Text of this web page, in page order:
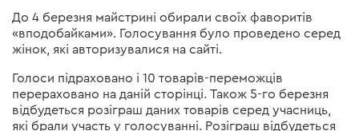
До 4 березня майстрині обирали своїх фаворитів
«вподобайками». Голосування було проведено серед
жінок, які авторизувалися на сайті.
Голоси підраховано і 10 товарів-переможців
перераховано на даній сторінці. Також 5-го березня
відбудеться розіграш даних товарів серед учасниць,
які брали участь у голосуванні. Розіграш відбудеться